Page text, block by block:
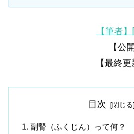
【筆者
【公
【最終
目次
副腎（ふくじん）って何？